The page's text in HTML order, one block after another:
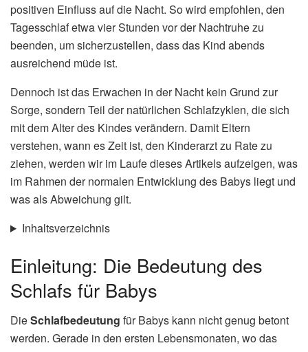
positiven Einfluss auf die Nacht. So wird empfohlen, den
Tagesschlaf etwa vier Stunden vor der Nachtruhe zu
beenden, um sicherzustellen, dass das Kind abends
ausreichend müde ist.
Dennoch ist das Erwachen in der Nacht kein Grund zur
Sorge, sondern Teil der natürlichen Schlafzyklen, die sich
mit dem Alter des Kindes verändern. Damit Eltern
verstehen, wann es Zeit ist, den Kinderarzt zu Rate zu
ziehen, werden wir im Laufe dieses Artikels aufzeigen, was
im Rahmen der normalen Entwicklung des Babys liegt und
was als Abweichung gilt.
Inhaltsverzeichnis
Einleitung: Die Bedeutung des
Schlafs für Babys
DieSchlafbedeutung für Babys kann nicht genug betont
werden. Gerade in den ersten Lebensmonaten, wo das